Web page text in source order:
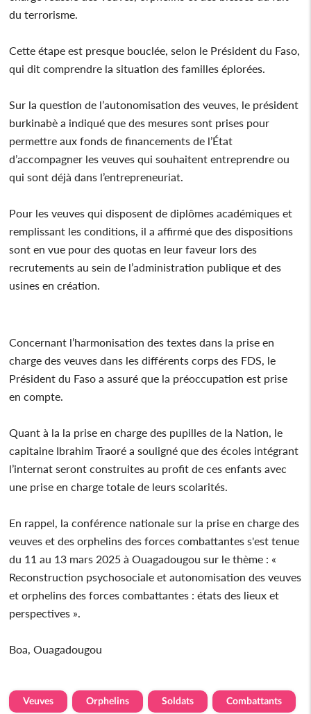
du terrorisme.
Cette étape est presque bouclée, selon le Président du Faso,
qui dit comprendre la situation des familles éplorées.
Sur la question de l’autonomisation des veuves, le président
burkinabè a indiqué que des mesures sont prises pour
permettre aux fonds de financements de l’État
d’accompagner les veuves qui souhaitent entreprendre ou
qui sont déjà dans l’entrepreneuriat.
Pour les veuves qui disposent de diplômes académiques et
remplissant les conditions, il a affirmé que des dispositions
sont en vue pour des quotas en leur faveur lors des
recrutements au sein de l’administration publique et des
usines en création.
Concernant l’harmonisation des textes dans la prise en
charge des veuves dans les différents corps des FDS, le
Président du Faso a assuré que la préoccupation est prise
en compte.
Quant à la la prise en charge des pupilles de la Nation, le
capitaine Ibrahim Traoré a souligné que des écoles intégrant
l’internat seront construites au profit de ces enfants avec
une prise en charge totale de leurs scolarités.
En rappel, la conférence nationale sur la prise en charge des
veuves et des orphelins des forces combattantes s'est tenue
du 11 au 13 mars 2025 à Ouagadougou sur le thème : «
Reconstruction psychosociale et autonomisation des veuves
et orphelins des forces combattantes : états des lieux et
perspectives ».
Boa, Ouagadougou
Veuves Orphelins Soldats Combattants